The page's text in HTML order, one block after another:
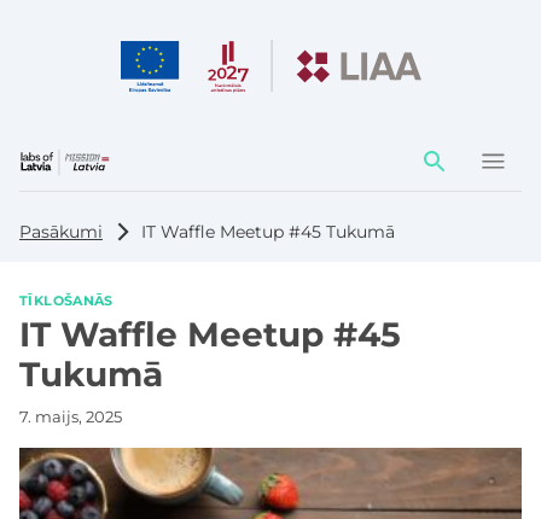
Darbības
elementi
Pasākumi IT Waffle Meetup #45 Tukumā
TĪKLOŠANĀS
IT Waffle Meetup #45
Tukumā
7. maijs, 2025